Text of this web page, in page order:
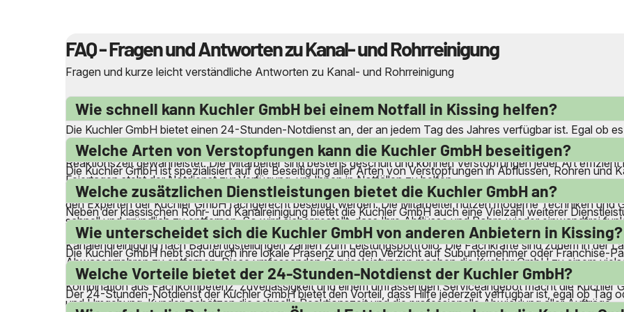
FAQ - Fragen und Antworten zu Kanal- und Rohrreinigung
Fragen und kurze leicht verständliche Antworten zu Kanal- und Rohrreinigung
Wie schnell kann Kuchler GmbH bei einem Notfall in Kissing helfen?
Die Kuchler GmbH bietet einen 24-Stunden-Notdienst an, der an jedem Tag des Jahres verfügbar ist. Egal ob
anderes dringendes Problem handelt, die Fachkräfte sind schnell vor Ort. Dank der lokalen Service-Stützpunkte
Reaktionszeit gewährleistet. Die Mitarbeiter sind bestens geschult und können Verstopfungen jeder Art
Feiertagen steht der Notdienst zur Verfügung, um Ihnen in Notfällen zu helfen.
Welche Arten von Verstopfungen kann die Kuchler GmbH beseitigen?
Die Kuchler GmbH ist spezialisiert auf die Beseitigung aller Arten von Verstopfungen in Abflüssen, Rohren und
Waschbecken, Duschen, Badewannen und Spülmaschinen. Auch komplexere Verstopfungen in industriellen
den Experten der Kuchler GmbH fachgerecht beseitigt werden. Die Mitarbeiter nutzen moderne Techniken und
schnell und gründlich zu entfernen. So wird sichergestellt, dass Ihre Abflüsse und Rohre wieder einwandfrei
Welche zusätzlichen Dienstleistungen bietet die Kuchler GmbH an?
Neben der klassischen Rohr- und Kanalreinigung bietet die Kuchler GmbH auch eine Vielzahl weiterer
Reinigung von Öl- und Fettabscheidern sowie die Entsorgung von Bohrschlamm und anderen Flüssigabfällen.
Kanalendreinigung nach Baufertigstellungen zählen zum Leistungsportfolio. Die Fachkräfte sind zudem in der
Abwasserrohren zu entfernen. Diese umfassenden Serviceleistungen machen die Kuchler GmbH zu einem
Wie unterscheidet sich die Kuchler GmbH von anderen Anbietern in Kissing?
Die Kuchler GmbH hebt sich durch ihre lokale Präsenz und den Verzicht auf Subunternehmer oder Franchise-
dass alle Arbeiten von eigenen, qualifizierten Mitarbeitern durchgeführt werden. Zudem entfallen
Kombination aus Fachkompetenz, Zuverlässigkeit und einem umfassenden Serviceangebot macht die Kuchler
und Umgebung. Kunden schätzen die schnelle Reaktionszeit und die professionelle Abwicklung aller Aufträge.
Welche Vorteile bietet der 24-Stunden-Notdienst der Kuchler GmbH?
Der 24-Stunden-Notdienst der Kuchler GmbH bietet den Vorteil, dass Hilfe jederzeit verfügbar ist, egal ob Tag